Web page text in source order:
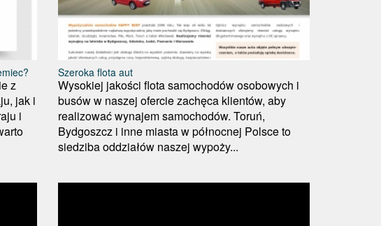
z
jak i
i
Szeroka flota aut
Wysokiej jakości flota samochodów osobowych i
busów w naszej ofercie zachęca klientów, aby
realizować wynajem samochodów. Toruń,
Bydgoszcz i inne miasta w północnej Polsce to
siedziba oddziałów naszej wypoży...